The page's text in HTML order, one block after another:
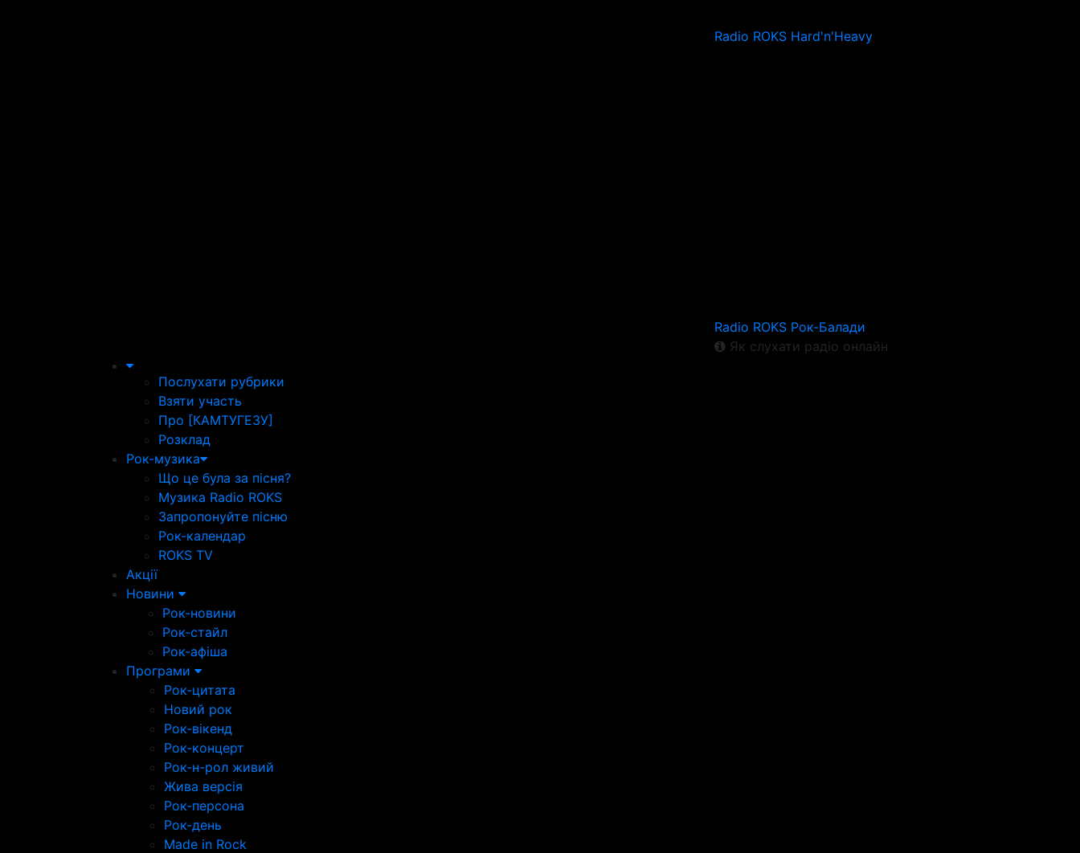
Radio ROKS Hard'n'Heavy
Radio ROKS Рок-Балади
Як слухати радіо онлайн
Послухати рубрики
Взяти участь
Про [КАМТУГЕЗУ]
Розклад
Рок-музика
Що це була за пісня?
Музика Radio ROKS
Запропонуйте пісню
Рок-календар
ROKS TV
Акції
Новини
Рок-новини
Рок-стайл
Рок-афіша
Програми
Рок-цитата
Новий рок
Рок-вікенд
Рок-концерт
Рок-н-рол живий
Жива версія
Рок-персона
Рок-день
Made in Rock